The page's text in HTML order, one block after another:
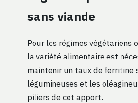
sans viande
Pour les régimes végétariens
la variété alimentaire est
maintenir un taux de ferritine
légumineuses et les
piliers de cet apport.